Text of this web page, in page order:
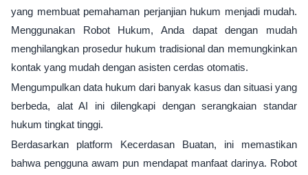
yang membuat pemahaman perjanjian hukum menjadi mudah.
Menggunakan Robot Hukum, Anda dapat dengan mudah
menghilangkan prosedur hukum tradisional dan memungkinkan
kontak yang mudah dengan asisten cerdas otomatis.
Mengumpulkan data hukum dari banyak kasus dan situasi yang
berbeda, alat AI ini dilengkapi dengan serangkaian standar
hukum tingkat tinggi.
Berdasarkan platform Kecerdasan Buatan, ini memastikan
bahwa pengguna awam pun mendapat manfaat darinya. Robot